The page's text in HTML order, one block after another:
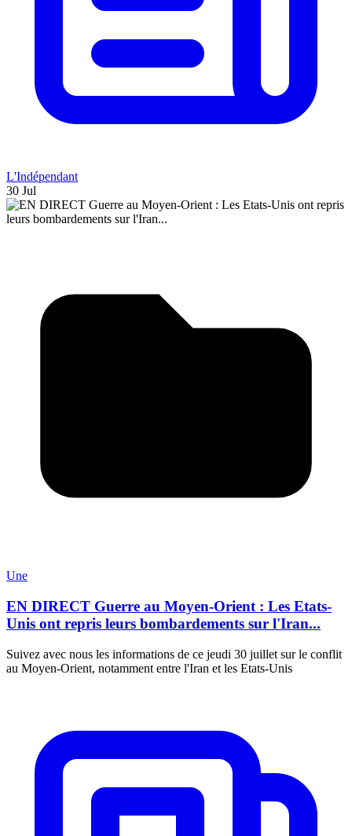
L'Indépendant
30 Jul
Une
EN DIRECT Guerre au Moyen-Orient : Les Etats-
Unis ont repris leurs bombardements sur l'Iran...
Suivez avec nous les informations de ce jeudi 30 juillet sur le conflit
au Moyen-Orient, notamment entre l'Iran et les Etats-Unis